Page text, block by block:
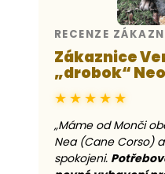
RECENZE
Zákaznice
„drobok“
★★★★★
„Máme od Monči
Nea (Cane Corso)
spokojeni.